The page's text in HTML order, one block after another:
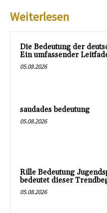
Weiterlesen
Die Bedeutung der
Ein umfassender
05.08.2026
saudades bedeutung
05.08.2026
Rille Bedeutung
bedeutet dieser
05.08.2026